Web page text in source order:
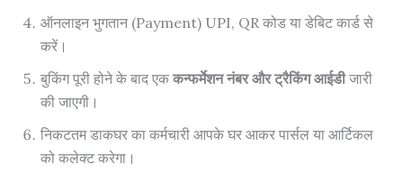
ऑनलाइन भुगतान (Payment) UPI, QR कोड या डेबिट कार्ड से
करें।
बुकिंग पूरी होने के बाद एक कन्फर्मेशन नंबर और ट्रैकिंग आईडीजारी
की जाएगी।
निकटतम डाकघर का कर्मचारी आपके घर आकर पार्सल या आर्टिकल
को कलेक्ट करेगा।